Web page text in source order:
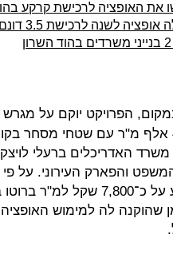
את האופציה לרכישת קרקע
לשנה לרכישת 3.5 דונם בפ”ת
משרדים בן 27 קומות ו־40 אלף מ"ר עם
האדריכלים ברעלי
והפארק העירוני. על
השיווק למ"ר עמד בממוצע על
שהוקנה לה למימוש